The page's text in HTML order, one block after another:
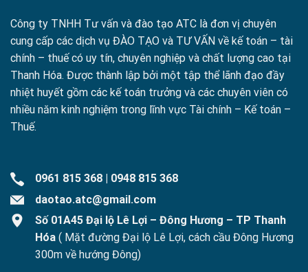
Công ty TNHH Tư vấn và đào tạo ATC là đơn vị chuyên
cung cấp các dịch vụ ĐÀO TẠO và TƯ VẤN về kế toán – tài
chính – thuế có uy tín, chuyên nghiệp và chất lượng cao tại
Thanh Hóa. Được thành lập bởi một tập thể lãnh đạo đầy
nhiệt huyết gồm các kế toán trưởng và các chuyên viên có
nhiều năm kinh nghiệm trong lĩnh vực Tài chính – Kế toán –
Thuế.
0961 815 368
0948 815 368
daotao.atc@gmail.com
Số 01A45 Đại lộ Lê Lợi – Đông Hương – TP Thanh
Hóa ( Mặt đường Đại lộ Lê Lợi, cách cầu Đông Hương
300m về hướng Đông)